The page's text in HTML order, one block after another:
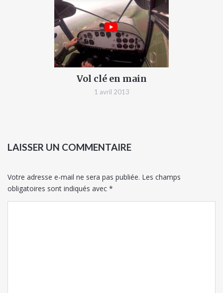
Vol clé en main
1 avril 2013
LAISSER UN COMMENTAIRE
Votre adresse e-mail ne sera pas publiée. Les champs
obligatoires sont indiqués avec *